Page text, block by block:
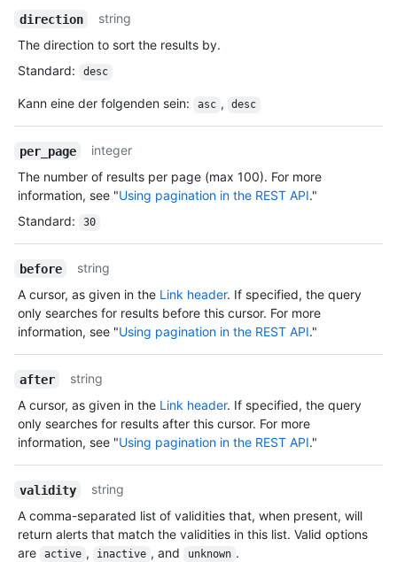
direction
string
The direction to sort the results by.
Standard: desc
Kann eine der folgenden sein: asc , desc
per_page
integer
The number of results per page (max 100). For more
information, see "Using pagination in the REST API."
Standard: 30
before
string
A cursor, as given in the Link header. If specified, the query
only searches for results before this cursor. For more
information, see "Using pagination in the REST API."
after
string
A cursor, as given in the Link header. If specified, the query
only searches for results after this cursor. For more
information, see "Using pagination in the REST API."
validity
string
A comma-separated list of validities that, when present, will
return alerts that match the validities in this list. Valid options
are
active , inactive , and unknown .